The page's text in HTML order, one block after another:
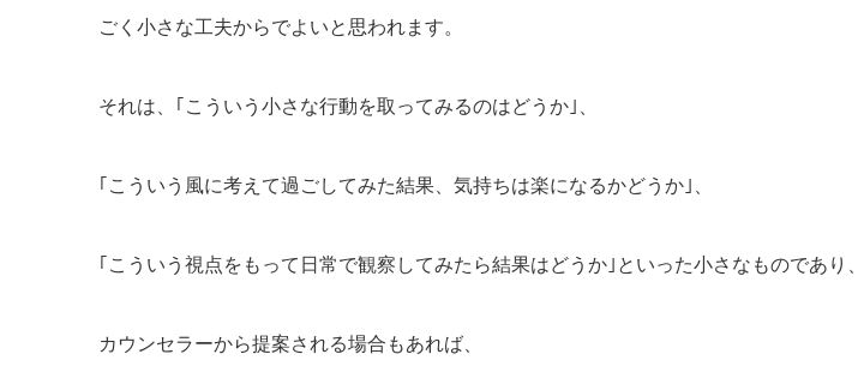
ごく小さな工夫からでよいと思われます。
それは、 ｢こういう小さな行動を取ってみるのはどうか｣、
｢こういう風に考えて過ごしてみた結果、気持ちは楽になるかどうか｣、
｢こういう視点をもって日常で観察してみたら結果はどうか｣といった小さなものであり、
カウンセラーから提案される場合もあれば、